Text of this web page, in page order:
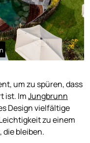
um zu spüren, dass
ist. ImJungbrunn
Design vielfältige
zu einem
die bleiben.